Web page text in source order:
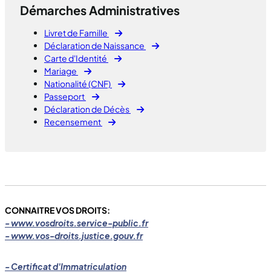
Démarches Administratives
Livret de Famille
Déclaration de Naissance
Carte d'Identité
Mariage
Nationalité (CNF)
Passeport
Déclaration de Décès
Recensement
CONNAITRE VOS DROITS:
- www.vosdroits.service-public.fr
- www.vos-droits.justice.gouv.fr
- Certificat d'Immatriculation